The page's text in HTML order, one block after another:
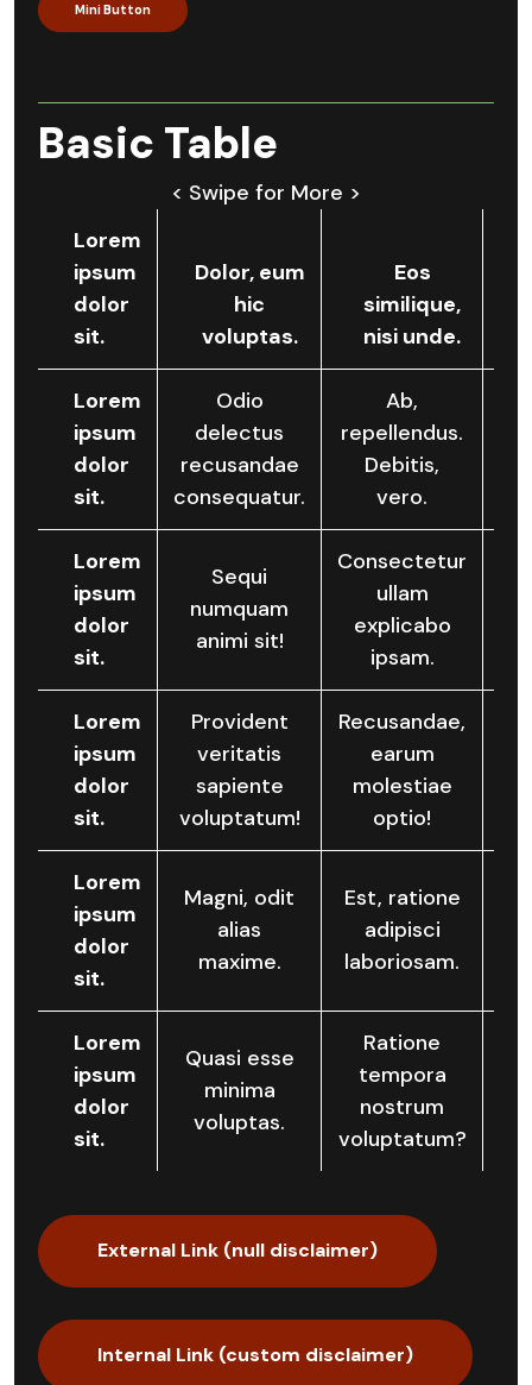
Mini Button
Basic Table
< Swipe for More >
Lorem
ipsum
dolor
sit.
Dolor, eum
hic
voluptas.
Eos
similique,
nisi unde.
Lorem
ipsum
dolor
sit.
Odio
delectus
recusandae
consequatur.
Ab,
repellendus.
Debitis,
vero.
Lorem
ipsum
dolor
sit.
Sequi
numquam
animi sit!
Consectetur
ullam
explicabo
ipsam.
Lorem
ipsum
dolor
sit.
Provident
veritatis
sapiente
voluptatum!
Recusandae,
earum
molestiae
optio!
Lorem
ipsum
dolor
sit.
Magni, odit
alias
maxime.
Est, ratione
adipisci
laboriosam.
Lorem
ipsum
dolor
sit.
Quasi esse
minima
voluptas.
Ratione
tempora
nostrum
voluptatum?
External Link (null disclaimer)
Internal Link (custom disclaimer)